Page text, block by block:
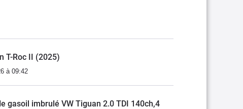
T-Roc II (2025)
à 09:42
gasoil imbrulé VW Tiguan 2.0 TDI 140ch,4